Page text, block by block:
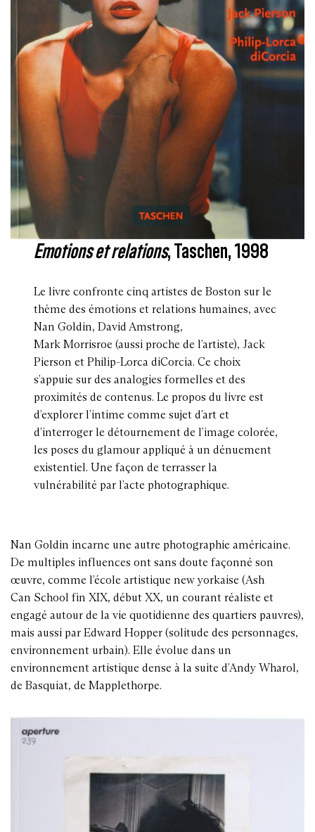
Emotions et relations, Taschen, 1998
Le livre confronte cinq artistes de Boston sur le
thème des émotions et relations humaines, avec
Nan Goldin, David Amstrong,
Mark Morrisroe (aussi proche de l’artiste), Jack
Pierson et Philip-Lorca diCorcia. Ce choix
s’appuie sur des analogies formelles et des
proximités de contenus. Le propos du livre est
d’explorer l’intime comme sujet d’art et
d’interroger le détournement de l’image colorée,
les poses du glamour appliqué à un dénuement
existentiel. Une façon de terrasser la
vulnérabilité par l’acte photographique.
Nan Goldin incarne une autre photographie américaine.
De multiples influences ont sans doute façonné son
œuvre, comme l’école artistique new yorkaise (Ash
Can School fin XIX, début XX, un courant réaliste et
engagé autour de la vie quotidienne des quartiers pauvres),
mais aussi par Edward Hopper (solitude des personnages,
environnement urbain). Elle évolue dans un
environnement artistique dense à la suite d’Andy Wharol,
de Basquiat, de Mapplethorpe.